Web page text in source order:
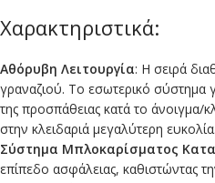
Χαρακτηριστικά:
Αθόρυβη Λειτουργία: Η σειρά
γραναζιού. Το εσωτερικό σύστημα
της προσπάθειας κατά το άνοιγμα/
στην κλειδαριά μεγαλύτερη ευκολία.
Σύστημα Μπλοκαρίσματος
επίπεδο ασφάλειας, καθιστώντας